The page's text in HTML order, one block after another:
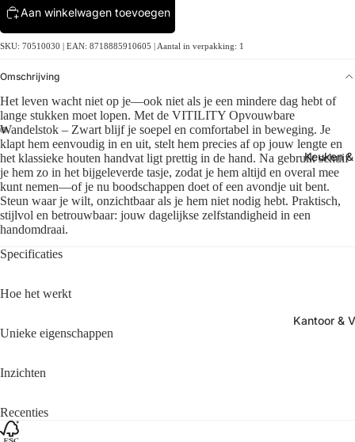
Keuken
Kantoor &
Aan winkelwagen toevoegen
SKU: 70510030 | EAN: 8718885910605 | Aantal in verpakking: 1
Omschrijving
Het leven wacht niet op je—ook niet als je een mindere dag hebt of
lange stukken moet lopen. Met de VITILITY Opvouwbare
Wandelstok – Zwart blijf je soepel en comfortabel in beweging. Je
klapt hem eenvoudig in en uit, stelt hem precies af op jouw lengte en
het klassieke houten handvat ligt prettig in de hand. Na gebruik schuif
je hem zo in het bijgeleverde tasje, zodat je hem altijd en overal mee
kunt nemen—of je nu boodschappen doet of een avondje uit bent.
Steun waar je wilt, onzichtbaar als je hem niet nodig hebt. Praktisch,
stijlvol en betrouwbaar: jouw dagelijkse zelfstandigheid in een
handomdraai.
Specificaties
Hoe het werkt
Unieke eigenschappen
Inzichten
Recenties